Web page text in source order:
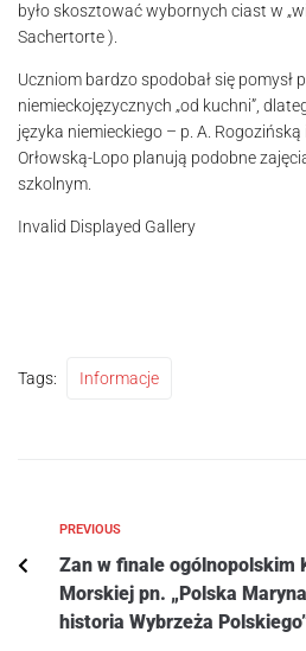
było skosztować wybornych ciast w
Sachertorte ).
Uczniom bardzo spodobał się
niemieckojęzycznych „od kuchni”,
języka niemieckiego – p. A.
Orłowską-Lopo planują podobne
szkolnym.
Invalid Displayed Gallery
Tags: Informacje
PREVIOUS
Zan w finale ogólnopolskim
Morskiej pn. „Polska
historia Wybrzeża